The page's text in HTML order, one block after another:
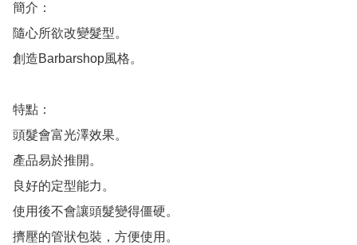
簡介：
隨心所欲改變髮型。
創造Barbarshop風格。
特點：
頭髮會富光澤效果。
產品易於推開。
良好的定型能力。
使用後不會讓頭髮變得僵硬。
擠壓的管狀包裝，方便使用。